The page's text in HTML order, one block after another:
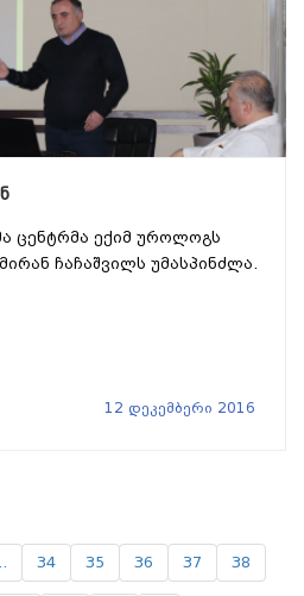
ცენტრმა ექიმ უროლოგს
ჩაჩაშვილს უმასპინძლა.
12 დეკემბერი 2016
34 35 36 37 38